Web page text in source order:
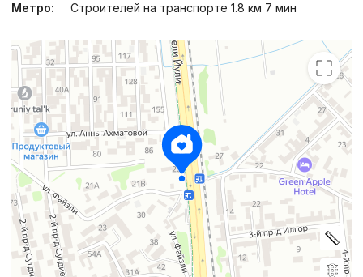
Метро:
Строителей на транспорте 1.8 км 7 мин